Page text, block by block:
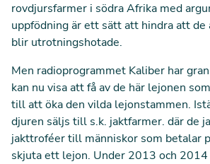
rovdjursfarmer i södra Afrika med
uppfödning är ett sätt att hindra att de
blir utrotningshotade.
Men radioprogrammet Kaliber har
kan nu visa att få av de här lejonen
till att öka den vilda lejonstammen.
djuren säljs till s.k. jaktfarmer. där de
jakttroféer till människor som betalar
skjuta ett lejon. Under 2013 och 2014